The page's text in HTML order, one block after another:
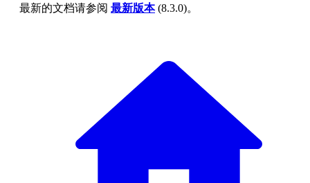
最新的文档请参阅 最新版本(8.3.0)。